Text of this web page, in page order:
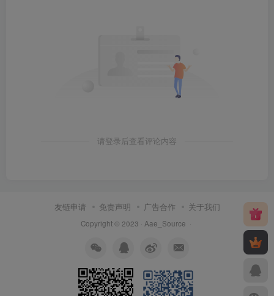
请登录后查看评论内容
友链申请 免责声明 广告合作 关于我们
Copyright © 2023 · Aae_Source ·